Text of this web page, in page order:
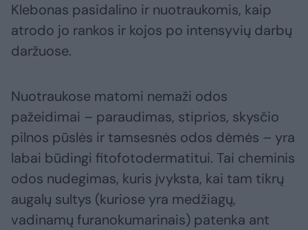
Klebonas pasidalino ir nuotraukomis, kaip
atrodo jo rankos ir kojos po intensyvių darbų
daržuose.
Nuotraukose matomi nemaži odos
pažeidimai – paraudimas, stiprios, skysčio
pilnos pūslės ir tamsesnės odos dėmės – yra
labai būdingi fitofotodermatitui. Tai cheminis
odos nudegimas, kuris įvyksta, kai tam tikrų
augalų sultys (kuriose yra medžiagų,
vadinamų furanokumarinais) patenka ant